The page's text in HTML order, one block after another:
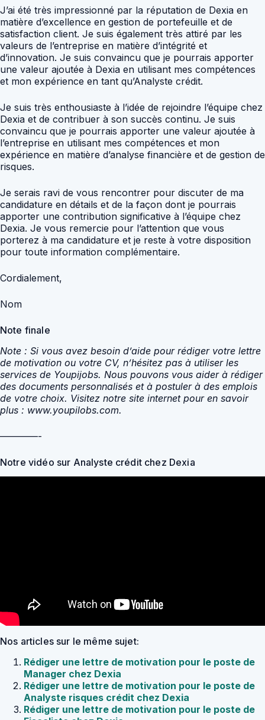
J’ai été très impressionné par la réputation de Dexia en
matière d’excellence en gestion de portefeuille et de
satisfaction client. Je suis également très attiré par les
valeurs de l’entreprise en matière d’intégrité et
d’innovation. Je suis convaincu que je pourrais apporter
une valeur ajoutée à Dexia en utilisant mes compétences
et mon expérience en tant qu’Analyste crédit.
Je suis très enthousiaste à l’idée de rejoindre l’équipe chez
Dexia et de contribuer à son succès continu. Je suis
convaincu que je pourrais apporter une valeur ajoutée à
l’entreprise en utilisant mes compétences et mon
expérience en matière d’analyse financière et de gestion de
risques.
Je serais ravi de vous rencontrer pour discuter de ma
candidature en détails et de la façon dont je pourrais
apporter une contribution significative à l’équipe chez
Dexia. Je vous remercie pour l’attention que vous
porterez à ma candidature et je reste à votre disposition
pour toute information complémentaire.
Cordialement,
Nom
Note finale
Note : Si vous avez besoin d’aide pour rédiger votre lettre
de motivation ou votre CV, n’hésitez pas à utiliser les
services de Youpijobs. Nous pouvons vous aider à rédiger
des documents personnalisés et à postuler à des emplois
de votre choix. Visitez notre site internet pour en savoir
plus : www.youpilobs.com.
————-
Notre vidéo sur Analyste crédit chez Dexia
Nos articles sur le même sujet:
Rédiger une lettre de motivation pour le poste de
Manager chez Dexia
Rédiger une lettre de motivation pour le poste de
Analyste risques crédit chez Dexia
Rédiger une lettre de motivation pour le poste de